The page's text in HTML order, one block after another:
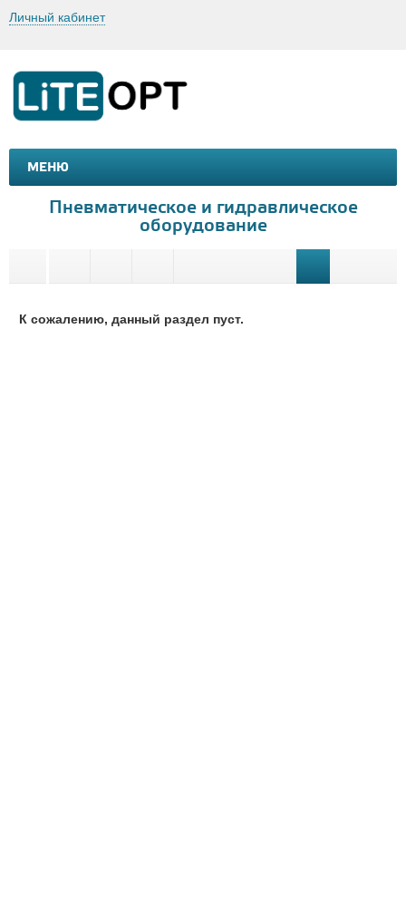
Личный кабинет
МЕНЮ
МАШИНКИ И МОТОЦИКЛЫ
Пневматическое и гидравлическое
оборудование
К сожалению, данный раздел пуст.